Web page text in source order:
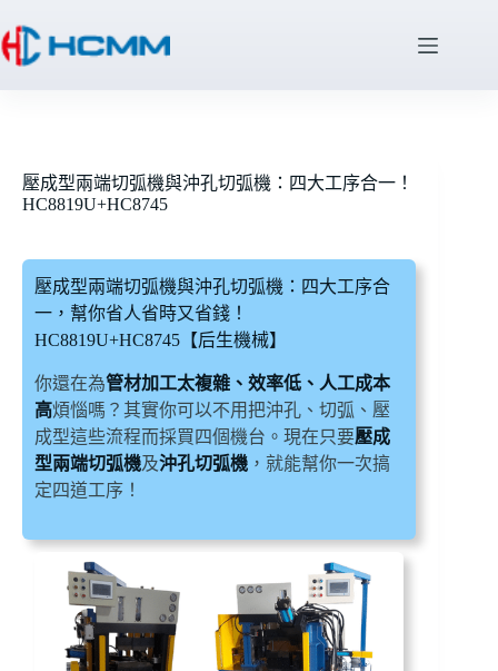
壓成型兩端切弧機與沖孔切弧機：四大工序合一！
HC8819U+HC8745
壓成型兩端切弧機與沖孔切弧機：四大工序合
一，幫你省人省時又省錢！
HC8819U+HC8745【后生機械】
你還在為管材加工太複雜、效率低、人工成本
高煩惱嗎？其實你可以不用把沖孔、切弧、壓
成型這些流程而採買四個機台。現在只要壓成
型兩端切弧機及沖孔切弧機，就能幫你一次搞
定四道工序！